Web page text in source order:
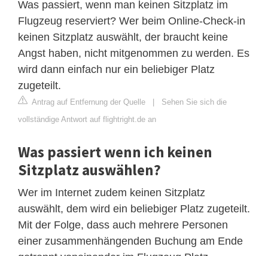
Was passiert, wenn man keinen Sitzplatz im
Flugzeug reserviert? Wer beim Online-Check-in
keinen Sitzplatz auswählt, der braucht keine
Angst haben, nicht mitgenommen zu werden. Es
wird dann einfach nur ein beliebiger Platz
zugeteilt.
Antrag auf Entfernung der Quelle | Sehen Sie sich die
vollständige Antwort auf flightright.de an
Was passiert wenn ich keinen
Sitzplatz auswählen?
Wer im Internet zudem keinen Sitzplatz
auswählt, dem wird ein beliebiger Platz zugeteilt.
Mit der Folge, dass auch mehrere Personen
einer zusammenhängenden Buchung am Ende